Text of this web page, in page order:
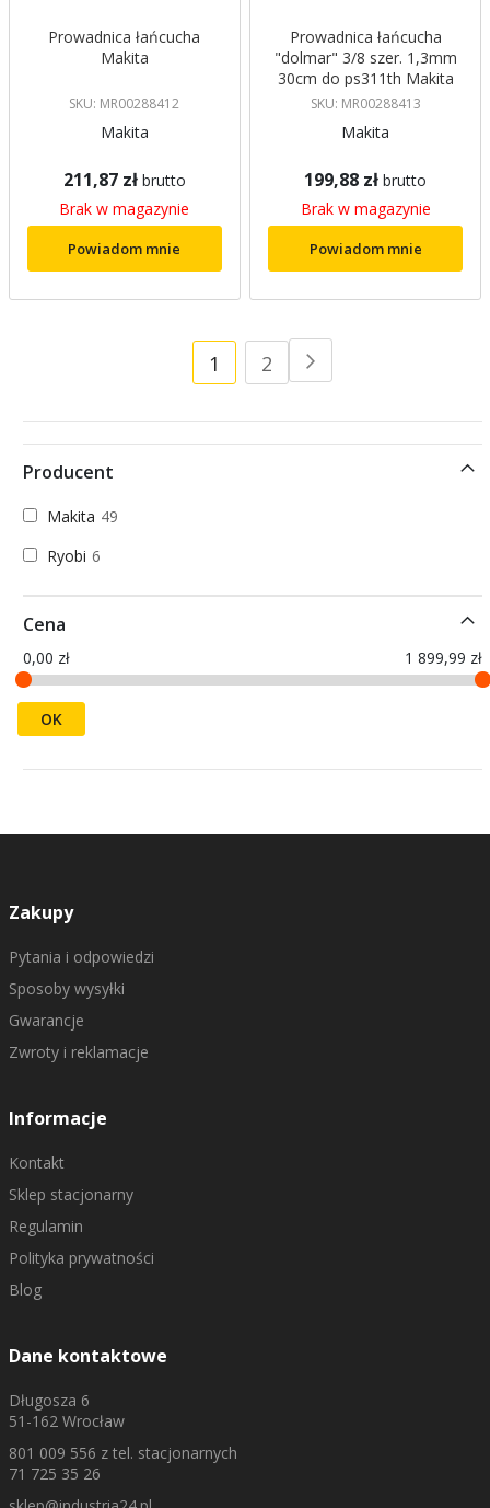
Prowadnica łańcucha
Makita
SKU: MR00288412
Makita
211,87 zł brutto
Brak w magazynie
Powiadom mnie
Prowadnica łańcucha
"dolmar" 3/8 szer. 1,3mm
30cm do ps311th Makita
SKU: MR00288413
Makita
199,88 zł brutto
Brak w magazynie
Powiadom mnie
Strona
Aktualnie
stronę
1 Strona
2
Producent
Makita 49
Ryobi 6
Cena
0,00 zł 1 899,99 zł
OK
Zakupy
Pytania i odpowiedzi
Sposoby wysyłki
Gwarancje
Zwroty i reklamacje
Informacje
Kontakt
Sklep stacjonarny
Regulamin
Polityka prywatności
Blog
Dane kontaktowe
Długosza 6
51-162 Wrocław
801 009 556 z tel. stacjonarnych
71 725 35 26